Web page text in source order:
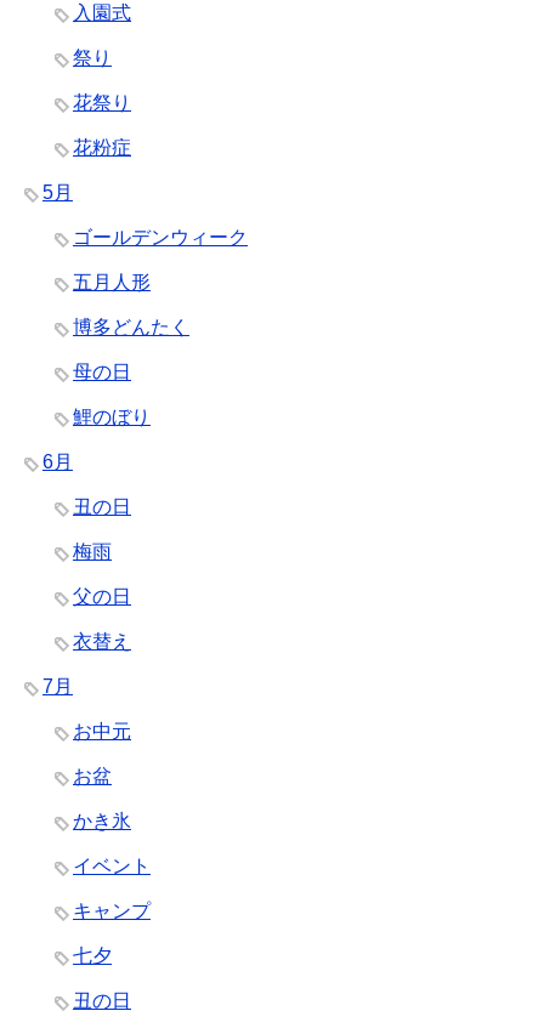
入園式
祭り
花祭り
花粉症
5月
ゴールデンウィーク
五月人形
博多どんたく
母の日
鯉のぼり
6月
丑の日
梅雨
父の日
衣替え
7月
お中元
お盆
かき氷
イベント
キャンプ
七夕
丑の日